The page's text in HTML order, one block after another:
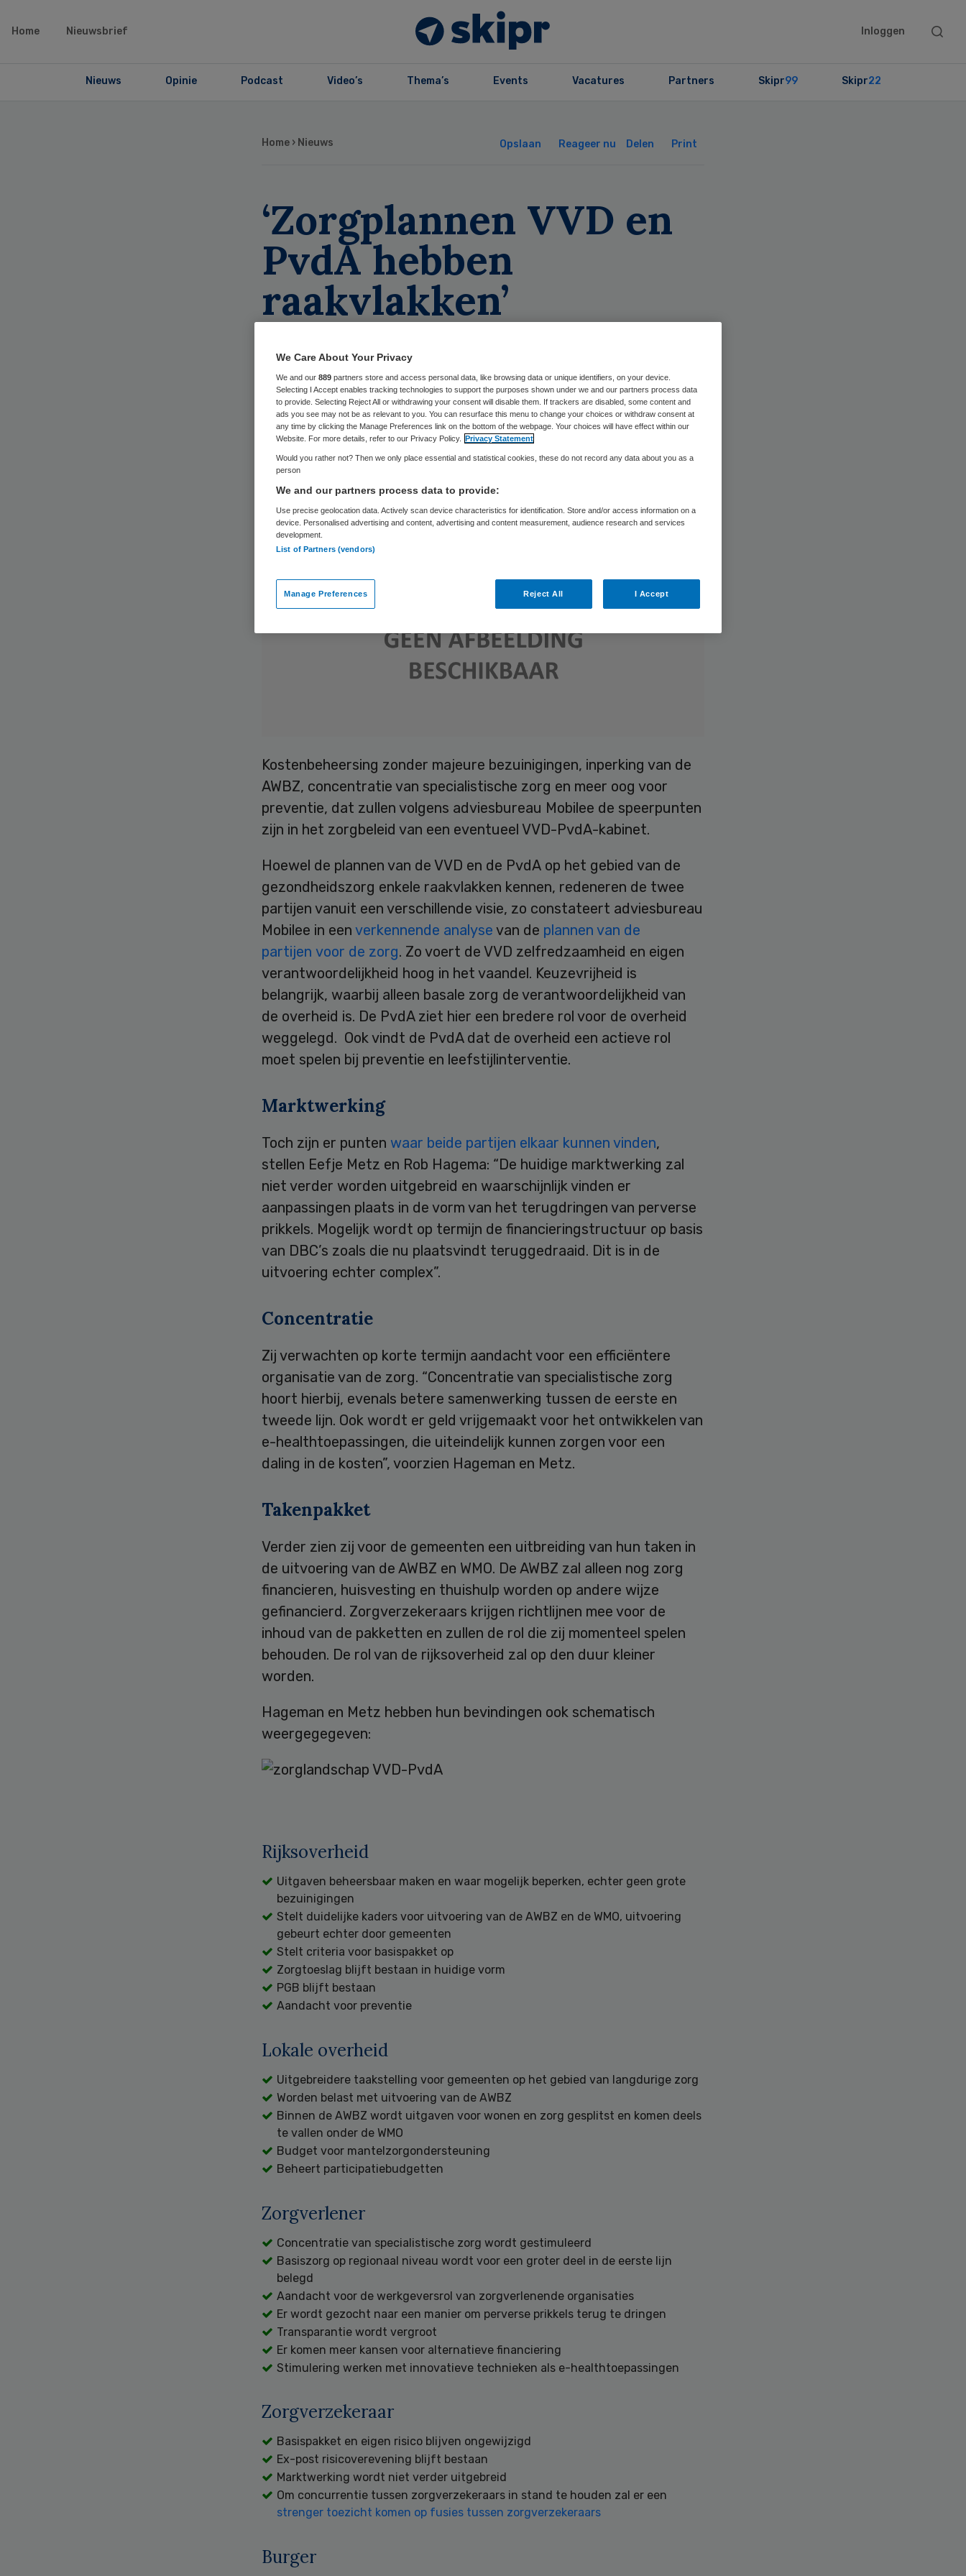
Home Nieuwsbrief Inloggen
Search
Nieuws Opinie Podcast Video’s Thema’s Events Vacatures Partners Skipr99 Skipr22
Home › Nieuws Opslaan Reageer nu Delen Print
‘Zorgplannen VVD en
PvdA hebben
raakvlakken’
Ingrid Grutters
Kostenbeheersing zonder majeure bezuinigingen, inperking van de
AWBZ, concentratie van specialistische zorg en meer oog voor
preventie, dat zullen volgens adviesbureau Mobilee de speerpunten
zijn in het zorgbeleid van een eventueel VVD-PvdA-kabinet.
Hoewel de plannen van de VVD en de PvdA op het gebied van de
gezondheidszorg enkele raakvlakken kennen, redeneren de twee
partijen vanuit een verschillende visie, zo constateert adviesbureau
Mobilee in een verkennende analyse van de plannen van de
partijen voor de zorg. Zo voert de VVD zelfredzaamheid en eigen
verantwoordelijkheid hoog in het vaandel. Keuzevrijheid is
belangrijk, waarbij alleen basale zorg de verantwoordelijkheid van
de overheid is. De PvdA ziet hier een bredere rol voor de overheid
weggelegd. Ook vindt de PvdA dat de overheid een actieve rol
moet spelen bij preventie en leefstijlinterventie.
Marktwerking
Toch zijn er punten waar beide partijen elkaar kunnen vinden,
stellen Eefje Metz en Rob Hagema: “De huidige marktwerking zal
niet verder worden uitgebreid en waarschijnlijk vinden er
aanpassingen plaats in de vorm van het terugdringen van perverse
prikkels. Mogelijk wordt op termijn de financieringstructuur op basis
van DBC’s zoals die nu plaatsvindt teruggedraaid. Dit is in de
uitvoering echter complex”.
Concentratie
Zij verwachten op korte termijn aandacht voor een efficiëntere
organisatie van de zorg. “Concentratie van specialistische zorg
hoort hierbij, evenals betere samenwerking tussen de eerste en
tweede lijn. Ook wordt er geld vrijgemaakt voor het ontwikkelen van
e-healthtoepassingen, die uiteindelijk kunnen zorgen voor een
daling in de kosten”, voorzien Hageman en Metz.
Takenpakket
Verder zien zij voor de gemeenten een uitbreiding van hun taken in
de uitvoering van de AWBZ en WMO. De AWBZ zal alleen nog zorg
financieren, huisvesting en thuishulp worden op andere wijze
gefinancierd. Zorgverzekeraars krijgen richtlijnen mee voor de
inhoud van de pakketten en zullen de rol die zij momenteel spelen
behouden. De rol van de rijksoverheid zal op den duur kleiner
worden.
Hageman en Metz hebben hun bevindingen ook schematisch
weergegegeven:
Rijksoverheid
Uitgaven beheersbaar maken en waar mogelijk beperken, echter geen grote
bezuinigingen
Stelt duidelijke kaders voor uitvoering van de AWBZ en de WMO, uitvoering
gebeurt echter door gemeenten
Stelt criteria voor basispakket op
Zorgtoeslag blijft bestaan in huidige vorm
PGB blijft bestaan
Aandacht voor preventie
Lokale overheid
Uitgebreidere taakstelling voor gemeenten op het gebied van langdurige zorg
Worden belast met uitvoering van de AWBZ
Binnen de AWBZ wordt uitgaven voor wonen en zorg gesplitst en komen deels
te vallen onder de WMO
Budget voor mantelzorgondersteuning
Beheert participatiebudgetten
Zorgverlener
Concentratie van specialistische zorg wordt gestimuleerd
Basiszorg op regionaal niveau wordt voor een groter deel in de eerste lijn
belegd
Aandacht voor de werkgeversrol van zorgverlenende organisaties
Er wordt gezocht naar een manier om perverse prikkels terug te dringen
Transparantie wordt vergroot
Er komen meer kansen voor alternatieve financiering
Stimulering werken met innovatieve technieken als e-healthtoepassingen
Zorgverzekeraar
Basispakket en eigen risico blijven ongewijzigd
Ex-post risicoverevening blijft bestaan
Marktwerking wordt niet verder uitgebreid
Om concurrentie tussen zorgverzekeraars in stand te houden zal er een
strenger toezicht komen op fusies tussen zorgverzekeraars
Burger
We Care About Your Privacy
We and our 889 partners store and access personal data, like browsing data or unique identifiers, on your device.
Selecting I Accept enables tracking technologies to support the purposes shown under we and our partners process data
to provide. Selecting Reject All or withdrawing your consent will disable them. If trackers are disabled, some content and
ads you see may not be as relevant to you. You can resurface this menu to change your choices or withdraw consent at
any time by clicking the Manage Preferences link on the bottom of the webpage. Your choices will have effect within our
Website. For more details, refer to our Privacy Policy. Privacy Statement
Would you rather not? Then we only place essential and statistical cookies, these do not record any data about you as a
person
We and our partners process data to provide:
Use precise geolocation data. Actively scan device characteristics for identification. Store and/or access information on a
device. Personalised advertising and content, advertising and content measurement, audience research and services
development.
List of Partners (vendors)
Manage Preferences Reject All I Accept